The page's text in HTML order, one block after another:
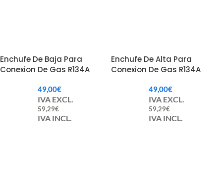
Enchufe De Baja Para
Conexion De Gas R134A
49,00€
IVA EXCL.
59,29€
IVA INCL.
Enchufe De Alta Para
Conexion De Gas R134A
49,00€
IVA EXCL.
59,29€
IVA INCL.